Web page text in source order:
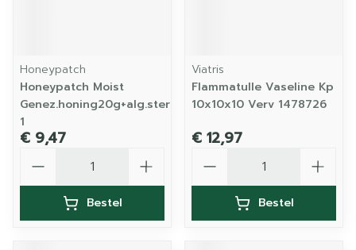
Honeypatch
Honeypatch Moist
Genez.honing20g+alg.ster10x10cm
1
€ 9,47
Bestel
Viatris
Flammatulle Vaseline Kp
10x10x10 Verv 1478726
€ 12,97
Bestel